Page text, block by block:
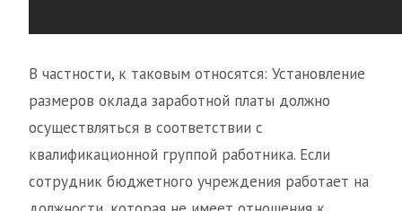
В частности, к таковым относятся: Установление
размеров оклада заработной платы должно
осуществляться в соответствии с
квалификационной группой работника. Если
сотрудник бюджетного учреждения работает на